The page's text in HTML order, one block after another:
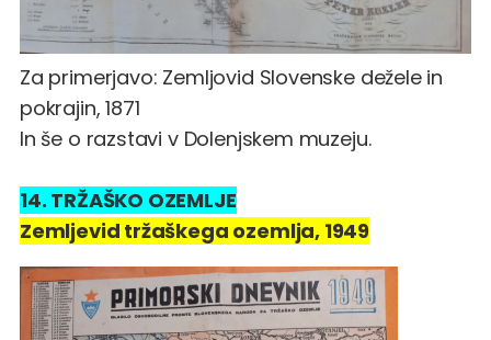
Za primerjavo: Zemljovid Slovenske dežele in
pokrajin, 1871
In še o razstavi v Dolenjskem muzeju.
14. TRŽAŠKO OZEMLJE
Zemljevid tržaškega ozemlja, 1949